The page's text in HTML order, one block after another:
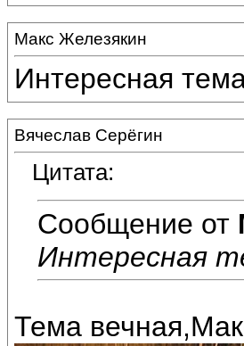
Макс Железякин
Интересная
Вячеслав Серёгин
Цитата:
Сообщение от
Интересная
Тема